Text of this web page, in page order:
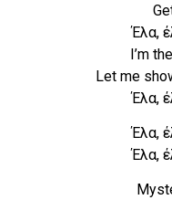
Έλα,
I’m
Let me
Έλα,
Έλα,
Έλα,